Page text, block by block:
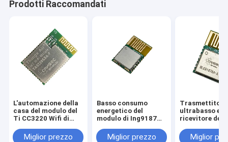
Prodotti Raccomandati
L'automazione della
casa del modulo del
Ti CC3220 Wifi di
F ha costato a
Miglior prezzo
Basso consumo
energetico del
modulo di Ing9187
EnergyMiglior prezzo
Trasmettitore
ultrabasso e
ricevitore del
potere di
Miglior